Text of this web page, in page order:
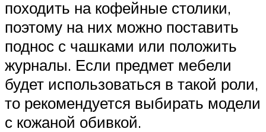
походить на кофейные столики,
поэтому на них можно поставить
поднос с чашками или положить
журналы. Если предмет мебели
будет использоваться в такой роли,
то рекомендуется выбирать модели
с кожаной обивкой.